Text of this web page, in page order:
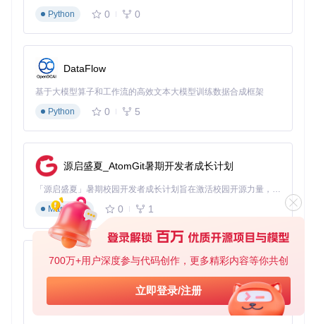
700万+用户深度参与代码创作，更多精彩内容等你共创
立即登录/注册
音频信号从Windows应用到Android扬声器的完整路径为：
Wine将音频数据转换为ALSA兼容格式
ALSA服务器或PulseAudio组件接收数据并进行处理
新手提示 ：在XServerDisplayActivity.java
针对不同类型的音频问题，需要实施分层级的解决方案，从简
单配置调整到深度代码修改，逐步提升解决能力。
基础层：快速修复通用问题
适用场景：首次使用Winlator无声音、驱动未加载等基础问题
驱动切换方案
打开容器设置，将"音频驱动"从默认的ALSA切换为Puls
app/src/main/assets/pulseaudio.tzst是否存在，如
Python
0 0
DataFlow
基于大模型算子和工作流的高效文本大模型训练数据合成框架
Python
0 5
源启盛夏_AtomGit暑期开发者成长计划
「源启盛夏」暑期校园开发者成长计划旨在激活校园开源力量，通过积分激励、认证扶持、资源倾斜等形式，引导高校组织和开发者完成「入驻 — 建项目 — 做贡献 — 获认证 — 得资源」的完整闭环。无论你是想带领社团入驻平台的组织者，还是希望用代码贡献证明自己的开发者，都能在这里找到属于你的成长路径。
Markdown
0 1
py-xiaozhi
基于Python的Xiaozhi AI，适用于想要完整Xiaozhi体验而无需拥有专用硬件的用户。
Python
0 1